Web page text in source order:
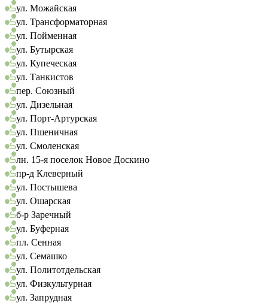
ул. Можайская
ул. Трансформаторная
ул. Пойменная
ул. Бутырская
ул. Купеческая
ул. Танкистов
пер. Союзный
ул. Дизельная
ул. Порт-Артурская
ул. Пшеничная
ул. Смоленская
лн. 15-я поселок Новое Доскино
пр-д Клеверный
ул. Постышева
ул. Ошарская
б-р Заречный
ул. Буферная
пл. Сенная
ул. Семашко
ул. Политотдельская
ул. Физкультурная
ул. Запрудная